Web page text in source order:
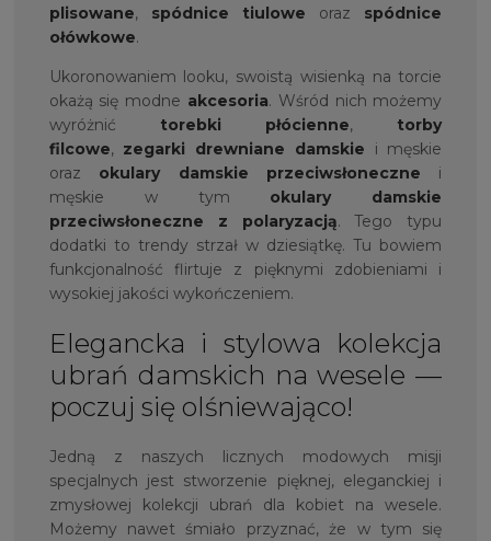
plisowane, spódnice tiulowe oraz spódnice
ołówkowe.
Ukoronowaniem looku, swoistą wisienką na torcie
okażą się modne akcesoria. Wśród nich możemy
wyróżnić torebki płócienne, torby
filcowe, zegarki drewniane damskie i męskie
oraz okulary damskie przeciwsłoneczne i
męskie w tym okulary damskie
przeciwsłoneczne z polaryzacją. Tego typu
dodatki to trendy strzał w dziesiątkę. Tu bowiem
funkcjonalność flirtuje z pięknymi zdobieniami i
wysokiej jakości wykończeniem.
Elegancka i stylowa kolekcja
ubrań damskich na wesele —
poczuj się olśniewająco!
Jedną z naszych licznych modowych misji
specjalnych jest stworzenie pięknej, eleganckiej i
zmysłowej kolekcji ubrań dla kobiet na wesele.
Możemy nawet śmiało przyznać, że w tym się